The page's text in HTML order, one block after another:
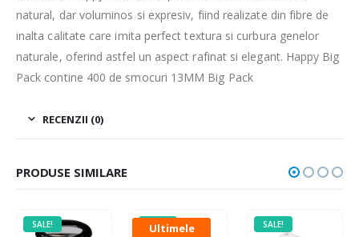
natural, dar voluminos si expresiv, fiind realizate din fibre de
inalta calitate care imita perfect textura si curbura genelor
naturale, oferind astfel un aspect rafinat si elegant. Happy Big
Pack contine 400 de smocuri 13MM Big Pack
RECENZII (0)
PRODUSE SIMILARE
SALE! SALE!
Ultimele
SALE!